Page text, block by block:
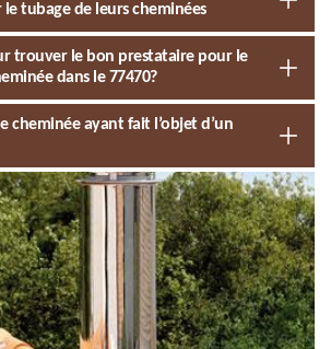
le tubage de leurs cheminées
trouver le bon prestataire pour le
dans le 77470?
cheminée ayant fait l’objet d’un